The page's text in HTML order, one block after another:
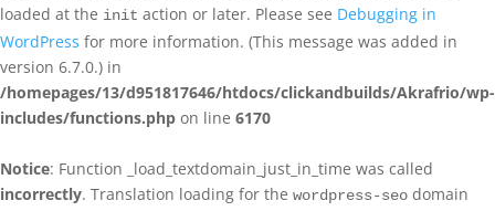
loaded at the init action or later. Please see Debugging in
WordPress for more information. (This message was added in
version 6.7.0.) in
/homepages/13/d951817646/htdocs/clickandbuilds/Akrafrio/wp-
includes/functions.php on line 6170
Notice: Function _load_textdomain_just_in_time was called
incorrectly. Translation loading for the wordpress-seo domain